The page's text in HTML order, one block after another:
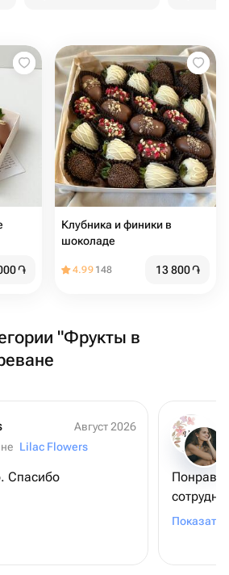
֏
Клубника и финики в
шоколаде
4.99 148 13 800֏
"Фрукты в
Август 2026
Lilac Flowers
Спасибо
Показать